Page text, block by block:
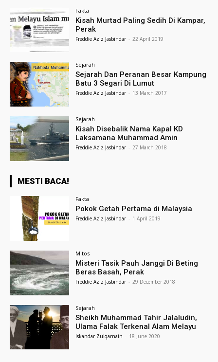
Fakta
Kisah Murtad Paling Sedih Di Kampar,
Perak
Freddie Aziz Jasbindar - 22 April 2019
Sejarah
Sejarah Dan Peranan Besar Kampung
Batu 3 Segari Di Lumut
Freddie Aziz Jasbindar - 13 March 2017
Sejarah
Kisah Disebalik Nama Kapal KD
Laksamana Muhammad Amin
Freddie Aziz Jasbindar - 27 March 2018
MESTI BACA!
Fakta
Pokok Getah Pertama di Malaysia
Freddie Aziz Jasbindar - 1 April 2019
Mitos
Misteri Tasik Pauh Janggi Di Beting
Beras Basah, Perak
Freddie Aziz Jasbindar - 29 December 2018
Sejarah
Sheikh Muhammad Tahir Jalaludin,
Ulama Falak Terkenal Alam Melayu
Iskandar Zulqarnain - 18 June 2020